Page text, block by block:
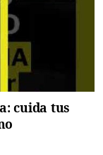
cuida tus